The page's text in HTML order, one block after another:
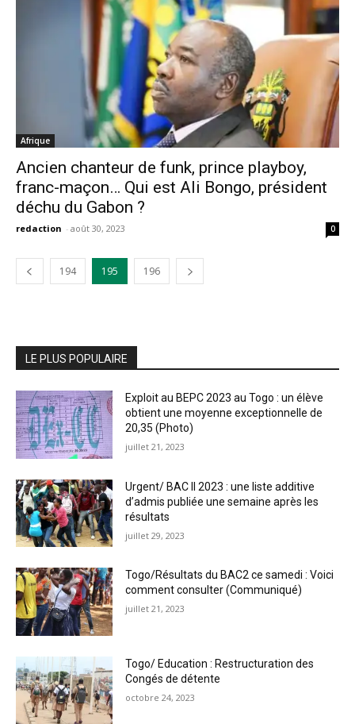
Afrique
Ancien chanteur de funk, prince playboy,
franc-maçon… Qui est Ali Bongo, président
déchu du Gabon ?
redaction - août 30, 2023 0
194 195 196
LE PLUS POPULAIRE
Exploit au BEPC 2023 au Togo : un élève
obtient une moyenne exceptionnelle de
20,35 (Photo)
juillet 21, 2023
Urgent/ BAC II 2023 : une liste additive
d’admis publiée une semaine après les
résultats
juillet 29, 2023
Togo/Résultats du BAC2 ce samedi : Voici
comment consulter (Communiqué)
juillet 21, 2023
Togo/ Education : Restructuration des
Congés de détente
octobre 24, 2023